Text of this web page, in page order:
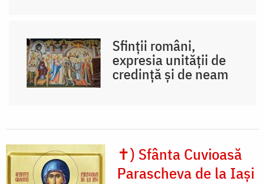
Sfinții români,
expresia unității de
credință și de neam
✝) Sfânta Cuvioasă
Parascheva de la Iași